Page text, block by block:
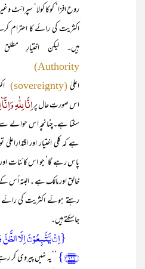
روح افزا‘ کوکا کولا‘
اکثریت کی رائے کا احترام
ہیں۔ لیکن اختیارِ مطلق
Authority)
اعلیٰ(sovereignty)
اس صورتِ حال پراِنَّا لِلّٰہِ
سکتا ہے۔چنانچہ اس حوالے
ہے کہ کلی اختیار اور
پاس رہے گا‘ جو اس کائنات
خالق اور مالک ہے ۔ البتہ اُس
رہتے ہوئے اکثریت کی
جاسکتے ہیں۔
{اِنۡ یَّتَّبِعُوۡنَ اِلَّا
﴿۱۱۶﴾}
’’یہ نہیں پیروی کر